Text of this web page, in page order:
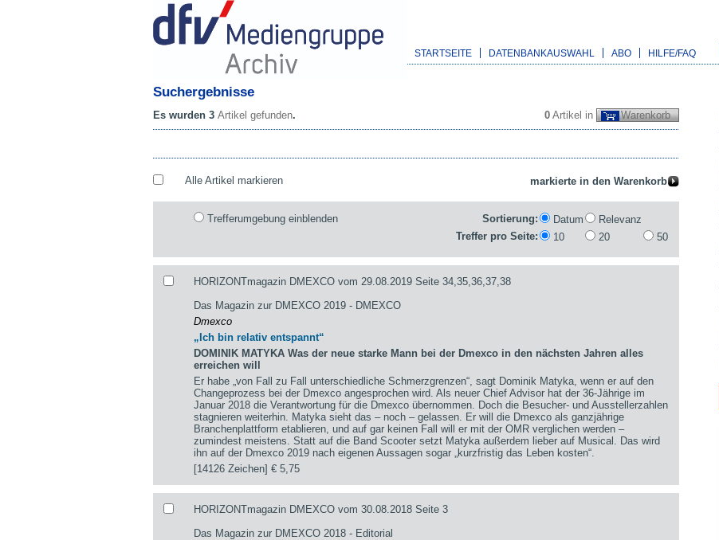
STARTSEITE DATENBANKAUSWAHL ABO HILFE/FAQ
Suchergebnisse
0 Artikel in Warenkorb
Es wurden 3 Artikel gefunden.
Alle Artikel markieren
Trefferumgebung einblenden Sortierung: Datum
Relevanz
Treffer pro Seite:
10 20 50
HORIZONTmagazin DMEXCO vom 29.08.2019 Seite 34,35,36,37,38
Das Magazin zur DMEXCO 2019 - DMEXCO
Dmexco
„Ich bin relativ entspannt“
DOMINIK MATYKA Was der neue starke Mann bei der Dmexco in den nächsten Jahren alles
erreichen will
Er habe „von Fall zu Fall unterschiedliche Schmerzgrenzen“, sagt Dominik Matyka, wenn er auf den
Changeprozess bei der Dmexco angesprochen wird. Als neuer Chief Advisor hat der 36-Jährige im
Januar 2018 die Verantwortung für die Dmexco übernommen. Doch die Besucher- und Ausstellerzahlen
stagnieren weiterhin. Matyka sieht das – noch – gelassen. Er will die Dmexco als ganzjährige
Branchenplattform etablieren, und auf gar keinen Fall will er mit der OMR verglichen werden –
zumindest meistens. Statt auf die Band Scooter setzt Matyka außerdem lieber auf Musical. Das wird
ihn auf der Dmexco 2019 nach eigenen Aussagen sogar „kurzfristig das Leben kosten“.
[14126 Zeichen]€ 5,75
HORIZONTmagazin DMEXCO vom 30.08.2018 Seite 3
Das Magazin zur DMEXCO 2018 - Editorial